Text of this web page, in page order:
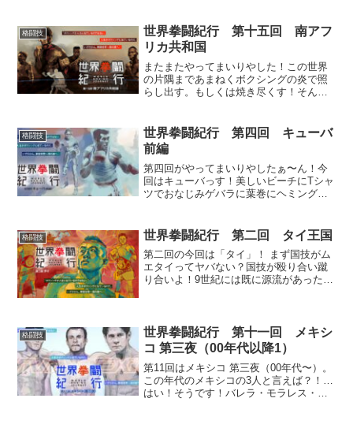
映す鏡とするならば、あなたの目に映る
リゴがあなた自身なの。
格闘技
世界拳闘紀行 第十五回 南アフ
リカ共和国
またまたやってまいりやした！この世界
の片隅まであまねくボクシングの炎で照
らし出す。もしくは焼き尽くす！そんな
300人委員会！それでええんかい！？ほ
ら、ボス落とせ〜！
格闘技
世界拳闘紀行 第四回 キューバ
前編
第四回がやってまいりやしたぁ〜ん！今
回はキューバっす！美しいビーチにTシャ
ツでおなじみゲバラに葉巻にヘミングウ
マボク激強国ですし、革命以前にはプロ
王者も個性的な面々多しですわよ。
格闘技 世界拳闘紀行 第二回 タイ王国
第二回の今回は「タイ」！ まず国技がム
エタイってヤバない？国技が殴り合い蹴
り合いよ！9世紀には既に源流があったと
格闘技
世界拳闘紀行 第十一回 メキシ
コ 第三夜（00年代以降1）
第11回はメキシコ 第三夜（00年代〜）。
この年代のメキシコの3人と言えば？！…
はい！そうです！バレラ・モラレス・マ